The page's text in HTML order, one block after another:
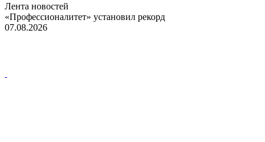
Лента новостей
«Профессионалитет» установил рекорд
07.08.2026